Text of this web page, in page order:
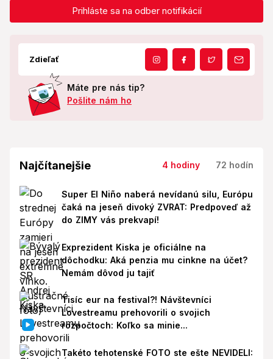
Prihláste sa na odber notifikácií
Zdieľať
Máte pre nás tip?
Pošlite nám ho
Najčítanejšie 4 hodiny 72 hodín
Super El Niño naberá nevídanú silu, Európu
čaká na jeseň divoký ZVRAT: Predpoveď až
do ZIMY vás prekvapí!
Exprezident Kiska je oficiálne na
dôchodku: Aká penzia mu cinkne na účet?
Nemám dôvod ju tajiť
Tisíc eur na festival?! Návštevníci
Lovestreamu prehovorili o svojich
rozpočtoch: Koľko sa minie...
Takéto tehotenské FOTO ste ešte NEVIDELI: